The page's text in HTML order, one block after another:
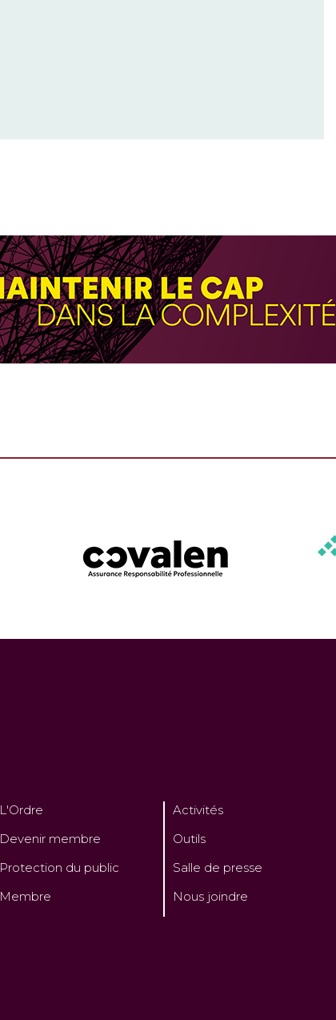
L'Ordre
Devenir membre
Protection du public
Membre
Activités
Outils
Salle de presse
Nous joindre